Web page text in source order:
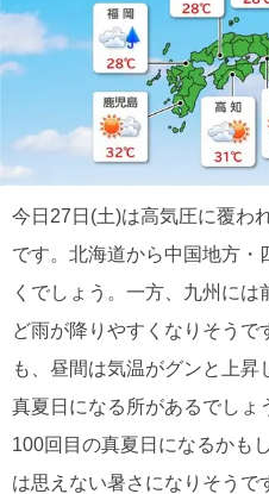
今日27日(土)は高気圧に覆わ
です。北海道から中国地方・
くでしょう。一方、九州に
ど雨が降りやすくなりそうで
も、昼間は気温がグンと上
真夏日になる所があるでしょ
100回目の真夏日になるかも
は思えない暑さになりそうで